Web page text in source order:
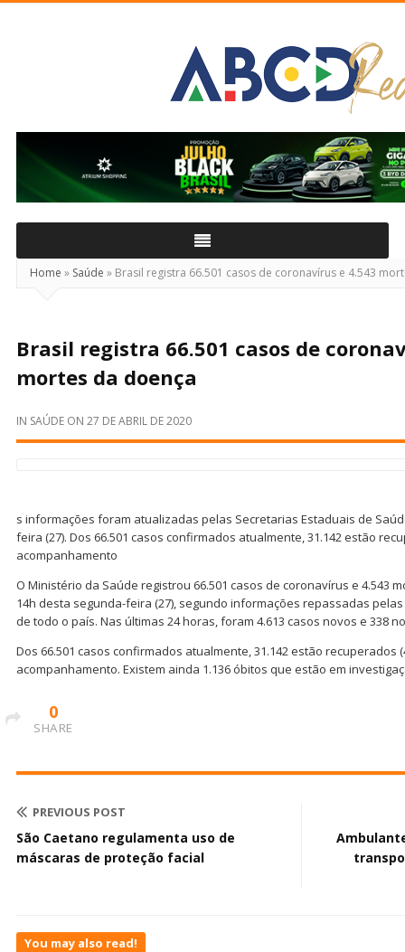
Real
Home » Saúde » Brasil registra 66.501 casos de coronavírus e 4.543
Brasil registra 66.501 casos de
mortes da doença
IN SAÚDE ON 27 DE ABRIL DE 2020
s informações foram atualizadas pelas Secretarias Estaduais de
feira (27). Dos 66.501 casos confirmados atualmente, 31.142 estão
acompanhamento
O Ministério da Saúde registrou 66.501 casos de coronavírus e 4.543
14h desta segunda-feira (27), segundo informações repassadas
de todo o país. Nas últimas 24 horas, foram 4.613 casos novos e 338
Dos 66.501 casos confirmados atualmente, 31.142 estão recuperados
acompanhamento. Existem ainda 1.136 óbitos que estão em
0
SHARE
PREVIOUS POST
São Caetano regulamenta uso de
máscaras de proteção facial
You may also read!